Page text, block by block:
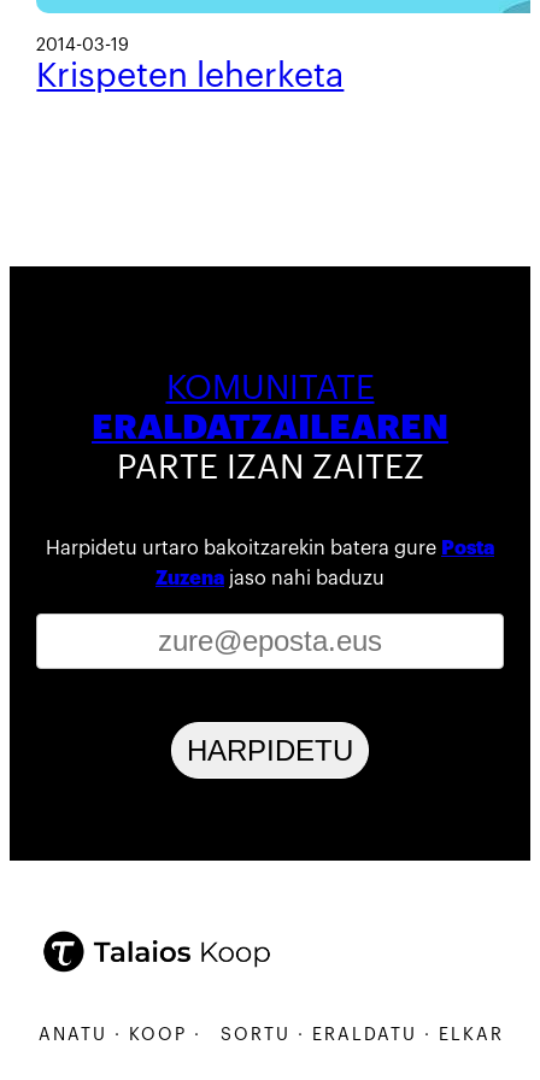
2014-03-19
Krispeten leherketa
KOMUNITATE
ERALDATZAILEAREN
PARTE IZAN ZAITEZ
Harpidetu urtaro bakoitzarekin batera gure Posta
Zuzena jaso nahi baduzu
HARPIDETU
· KOOP · SORTU · ERALDATU ·